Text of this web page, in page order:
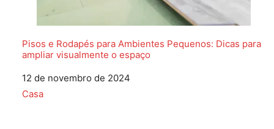
Pisos e Rodapés para Ambientes Pequenos: Dicas para
ampliar visualmente o espaço
Data
12 de novembro de 2024
Em relação a
Casa